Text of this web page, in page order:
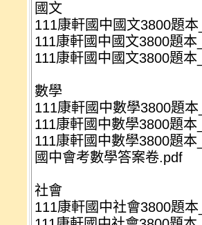
國文
111康軒國中國文3800題
111康軒國中國文3800題本
111康軒國中國文3800題本
數學
111康軒國中數學3800題
111康軒國中數學3800題本
111康軒國中數學3800題本
國中會考數學答案卷.pdf
社會
111康軒國中社會3800題